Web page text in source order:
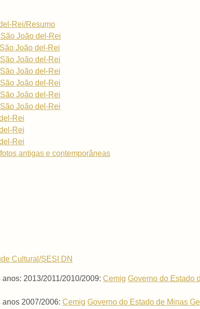
Rei/Resumo
João del-Rei
João del-Rei
João del-Rei
João del-Rei
João del-Rei
João del-Rei
João del-Rei
Rei
Rei
Rei
antigas e contemporâneas
Cultural/SESI DN
2013/2011/2010/2009: Cemig Governo do Estado
2007/2006: Cemig Governo do Estado de Minas